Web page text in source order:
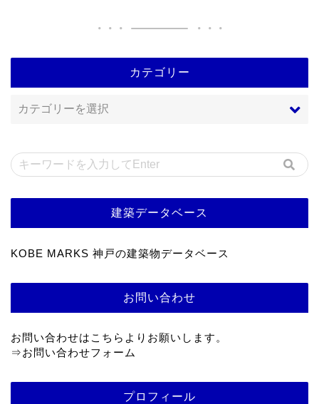
カテゴリー
建築データベース
KOBE MARKS 神戸の建築物データベース
お問い合わせ
お問い合わせはこちらよりお願いします。
⇒お問い合わせフォーム
プロフィール